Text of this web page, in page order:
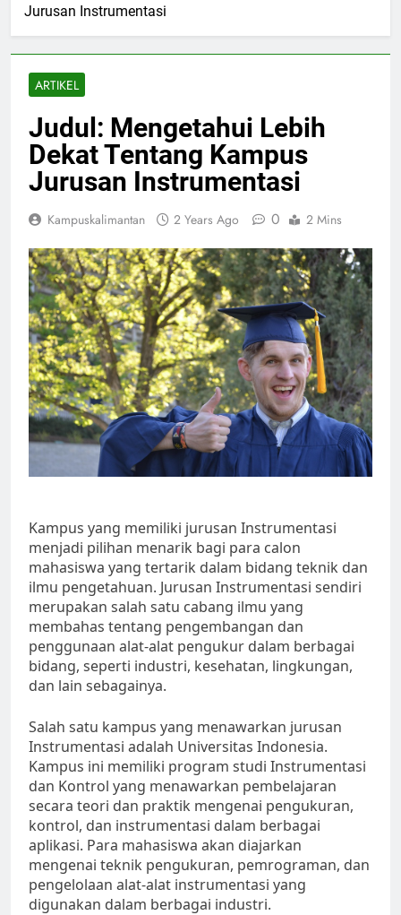
Jurusan Instrumentasi
ARTIKEL
Judul: Mengetahui Lebih
Dekat Tentang Kampus
Jurusan Instrumentasi
Kampuskalimantan 2 Years Ago 0 2 Mins
Kampus yang memiliki jurusan Instrumentasi
menjadi pilihan menarik bagi para calon
mahasiswa yang tertarik dalam bidang teknik dan
ilmu pengetahuan. Jurusan Instrumentasi sendiri
merupakan salah satu cabang ilmu yang
membahas tentang pengembangan dan
penggunaan alat-alat pengukur dalam berbagai
bidang, seperti industri, kesehatan, lingkungan,
dan lain sebagainya.
Salah satu kampus yang menawarkan jurusan
Instrumentasi adalah Universitas Indonesia.
Kampus ini memiliki program studi Instrumentasi
dan Kontrol yang menawarkan pembelajaran
secara teori dan praktik mengenai pengukuran,
kontrol, dan instrumentasi dalam berbagai
aplikasi. Para mahasiswa akan diajarkan
mengenai teknik pengukuran, pemrograman, dan
pengelolaan alat-alat instrumentasi yang
digunakan dalam berbagai industri.